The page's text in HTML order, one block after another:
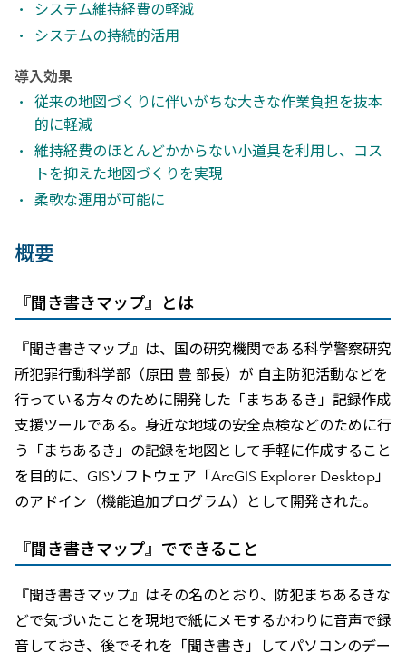
システム維持経費の軽減
システムの持続的活用
導入効果
従来の地図づくりに伴いがちな大きな作業負担を抜本
的に軽減
維持経費のほとんどかからない小道具を利用し、コス
トを抑えた地図づくりを実現
柔軟な運用が可能に
概要
『聞き書きマップ』とは
『聞き書きマップ』は、国の研究機関である科学警察研究
所犯罪行動科学部（原田 豊 部長）が 自主防犯活動などを
行っている方々のために開発した「まちあるき」記録作成
支援ツールである。身近な地域の安全点検などのために行
う「まちあるき」の記録を地図として手軽に作成すること
を目的に、GISソフトウェア「ArcGIS Explorer Desktop」
のアドイン（機能追加プログラム）として開発された。
『聞き書きマップ』でできること
『聞き書きマップ』はその名のとおり、防犯まちあるきな
どで気づいたことを現地で紙にメモするかわりに音声で録
音しておき、後でそれを「聞き書き」してパソコンのデー